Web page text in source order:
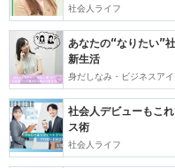
社会人ライフ
あなたの“なりたい”
新生活
身だしなみ・ビジネスアイ
社会人デビューもこ
ス術
社会人ライフ